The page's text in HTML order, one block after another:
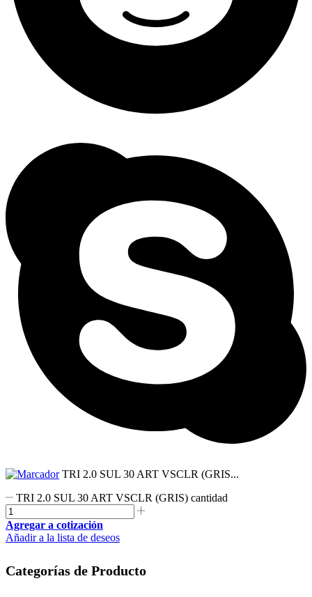
TRI 2.0 SUL 30 ART VSCLR (GRIS...
TRI 2.0 SUL 30 ART VSCLR (GRIS) cantidad
Agregar a cotización
Añadir a la lista de deseos
Categorías de Producto